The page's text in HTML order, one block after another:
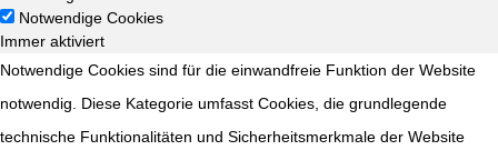
Notwendige Cookies
Immer aktiviert
Notwendige Cookies sind für die einwandfreie Funktion der Website
notwendig. Diese Kategorie umfasst Cookies, die grundlegende
technische Funktionalitäten und Sicherheitsmerkmale der Website